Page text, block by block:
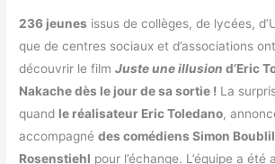
236 jeunes issus de collèges, de lycées,
que de centres sociaux et d’associations
découvrir le filmJuste une illusion d’Eric
Nakachedès le jour de sa sortie ! La
quand le réalisateur Eric Toledano,
accompagnédes comédiensSimon
Rosenstiehl pour l’échange. L’équipe a été